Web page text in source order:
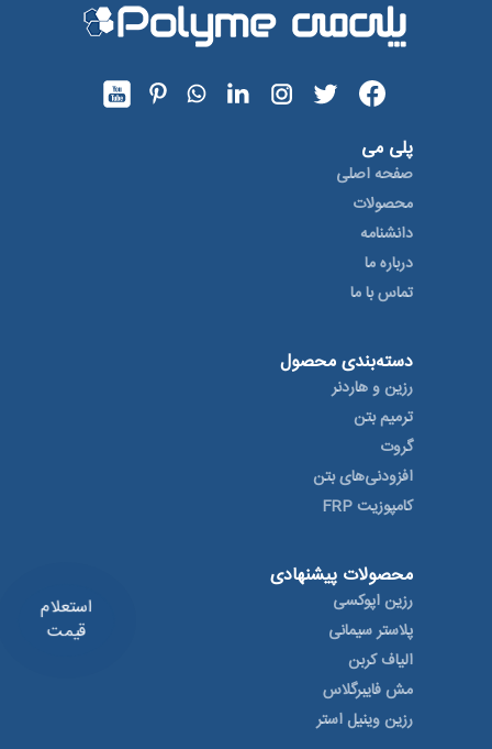
پلی می
صفحه اصلی
محصولات
دانشنامه
درباره ما
تماس با ما
دسته‌بندی محصول
رزین و هاردنر
ترمیم بتن
گروت
افزودنی‌های بتن
کامپوزیت FRP
محصولات پیشنهادی
رزین اپوکسی
پلاستر سیمانی
الیاف کربن
مش فایبرگلاس
رزین وینیل استر
استعلام
قیمت